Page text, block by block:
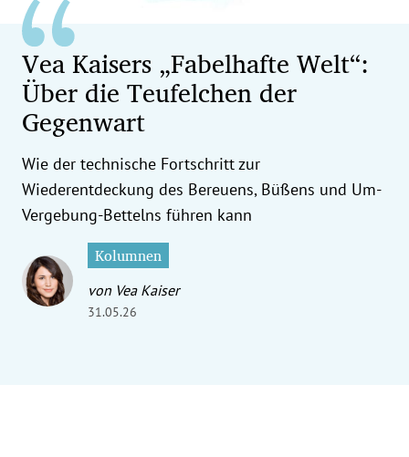
Untermenü
Untermenü
Untermenü
Untermenü
Untermenü
Untermenü
Untermenü
Vea Kaisers „Fabelhafte Welt“:
Über die Teufelchen der
Gegenwart
Wie der technische Fortschritt zur
Wiederentdeckung des Bereuens, Büßens und Um-
Vergebung-Bettelns führen kann
Kolumnen
von Vea Kaiser
31.05.26